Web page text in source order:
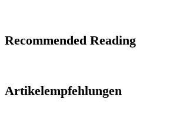
Recommended Reading
Artikelempfehlungen